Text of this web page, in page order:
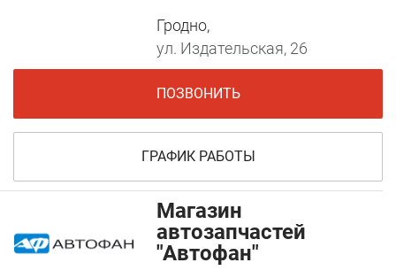
Гродно,
ул. Издательская, 26
ПОЗВОНИТЬ
ГРАФИК РАБОТЫ
Магазин
автозапчастей
"Автофан"